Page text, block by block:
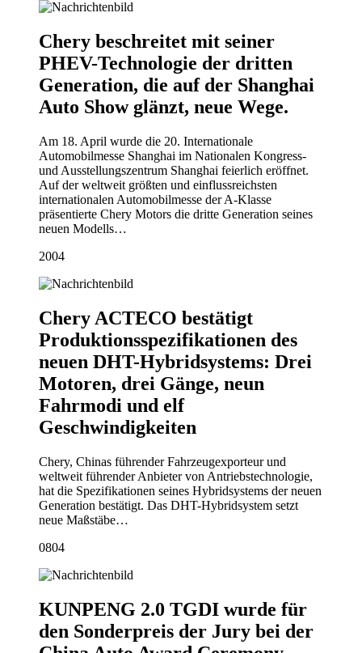
Chery beschreitet mit seiner
PHEV-Technologie der dritten
Generation, die auf der Shanghai
Auto Show glänzt, neue Wege.
Am 18. April wurde die 20. Internationale
Automobilmesse Shanghai im Nationalen Kongress-
und Ausstellungszentrum Shanghai feierlich eröffnet.
Auf der weltweit größten und einflussreichsten
internationalen Automobilmesse der A-Klasse
präsentierte Chery Motors die dritte Generation seines
neuen Modells…
2004
Chery ACTECO bestätigt
Produktionsspezifikationen des
neuen DHT-Hybridsystems: Drei
Motoren, drei Gänge, neun
Fahrmodi und elf
Geschwindigkeiten
Chery, Chinas führender Fahrzeugexporteur und
weltweit führender Anbieter von Antriebstechnologie,
hat die Spezifikationen seines Hybridsystems der neuen
Generation bestätigt. Das DHT-Hybridsystem setzt
neue Maßstäbe…
0804
KUNPENG 2.0 TGDI wurde für
den Sonderpreis der Jury bei der